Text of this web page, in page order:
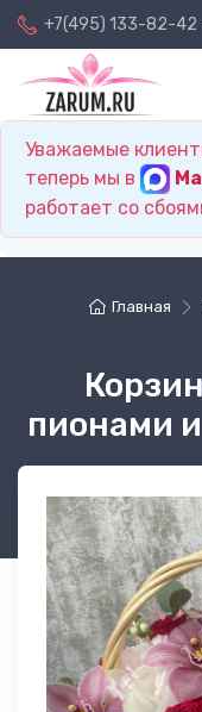
+7(495) 133-82-42
Уважаемые
теперь мы в
работает со
Главная
пионами